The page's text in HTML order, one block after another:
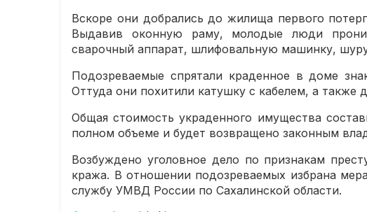
Вскоре они добрались до жилища первого
Выдавив оконную раму, молодые люди
сварочный аппарат, шлифовальную машинку,
Подозреваемые спрятали краденное в доме
Оттуда они похитили катушку с кабелем, а также
Общая стоимость украденного имущества
полном объеме и будет возвращено законным
Возбуждено уголовное дело по признакам
кража. В отношении подозреваемых избрана
службу УМВД России по Сахалинской области.